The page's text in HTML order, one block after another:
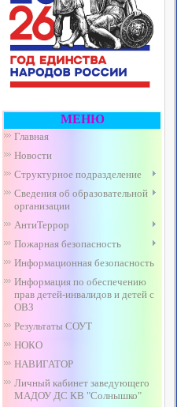
МЕНЮ
Главная
Новости
Структурное подразделение
Сведения об образовательной
организации
АнтиТеррор
Пожарная безопасность
Информационная безопасность
Информация по обеспечению
прав детей-инвалидов и детей с
ОВЗ
Результаты СОУТ
НОКО
НАВИГАТОР
Личный кабинет заведующего
МАДОУ ДС КВ "Солнышко"